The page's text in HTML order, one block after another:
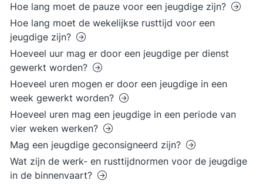
Hoe lang moet de pauze voor een jeugdige zijn?
Hoe lang moet de wekelijkse rusttijd voor een
jeugdige zijn?
Hoeveel uur mag er door een jeugdige per dienst
gewerkt worden?
Hoeveel uren mogen er door een jeugdige in een
week gewerkt worden?
Hoeveel uren mag een jeugdige in een periode van
vier weken werken?
Mag een jeugdige geconsigneerd zijn?
Wat zijn de werk- en rusttijdnormen voor de jeugdige
in de binnenvaart?